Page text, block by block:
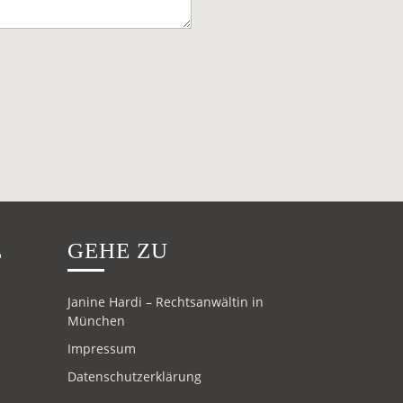
GEHE ZU
Janine Hardi – Rechtsanwältin in
München
Impressum
Datenschutzerklärung